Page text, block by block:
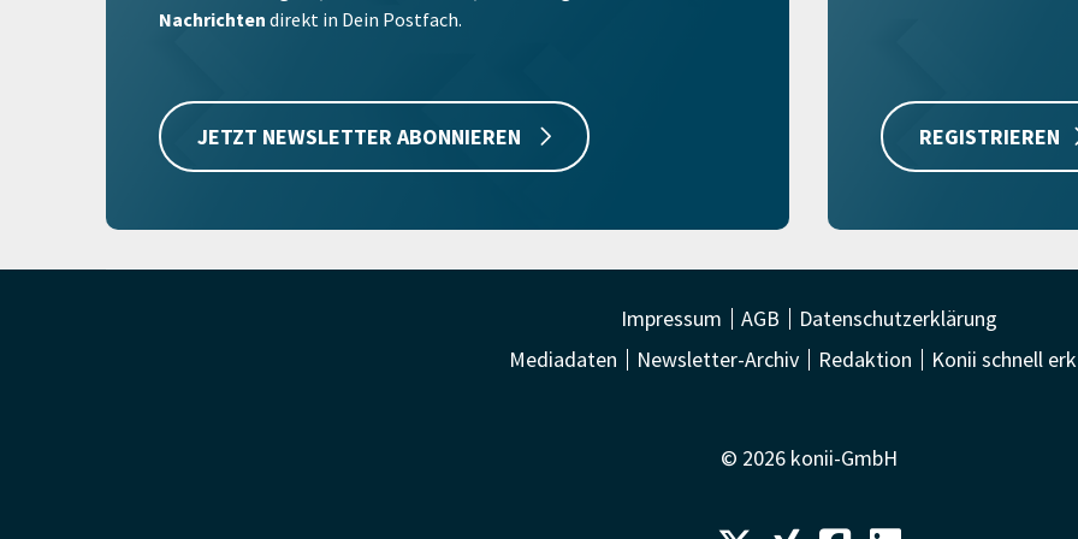
Nachrichten direkt in Dein Postfach.
JETZT NEWSLETTER ABONNIEREN REGISTRIEREN
Impressum AGB
Datenschutzerklärung
Mediadaten
Newsletter-Archiv Redaktion Konii schnell
© 2026 konii-GmbH